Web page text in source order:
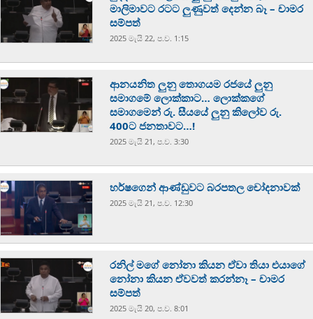
මාලිමාවට රටට ලුණුවත් දෙන්න බෑ – චාමර
සම්පත්
2025 මැයි 22, ප.ව. 1:15
ආනයනිත ලුනු තොගයම රජයේ ලුනු
සමාගමේ ලොක්කාට… ලොක්කගේ
සමාගමෙන් රු. සීයයේ ලුනු කිලෝව රු.
400ට ජනතාවට…!
2025 මැයි 21, ප.ව. 3:30
හර්ෂගෙන් ආණ්ඩුවට බරපතල චෝදනාවක්
2025 මැයි 21, ප.ව. 12:30
රනිල් මගේ නෝනා කියන ඒවා තියා එයාගේ
නෝනා කියන ඒවවත් කරන්නෑ – චාමර
සම්පත්
2025 මැයි 20, ප.ව. 8:01